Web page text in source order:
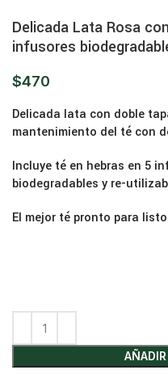
Delicada Lata Rosa
infusores
$470
Delicada lata con doble
mantenimiento del té con
Incluye té en hebras en 5
biodegradables y re-
El mejor té pronto para